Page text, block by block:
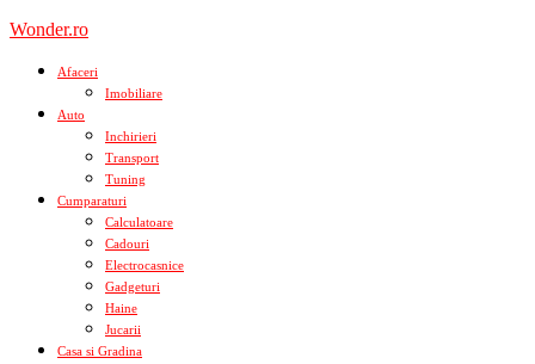
Skip
content
Wonder.ro
Afaceri
Imobiliare
Auto
Inchirieri
Transport
Tuning
Cumparaturi
Calculatoare
Cadouri
Electrocasnice
Gadgeturi
Haine
Jucarii
Casa si Gradina